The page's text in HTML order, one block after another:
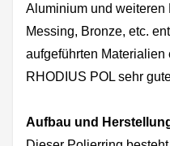
Aluminium und weiteren
Messing, Bronze, etc.
aufgeführten Materialien
RHODIUS POL sehr
Aufbau und